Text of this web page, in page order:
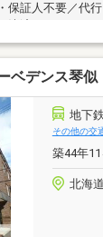
保証人不要／代
ベデンス琴似
地下
その他の交
築44年
北海